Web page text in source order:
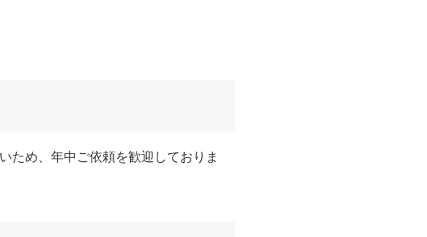
ため、年中ご依頼を歓迎しておりま